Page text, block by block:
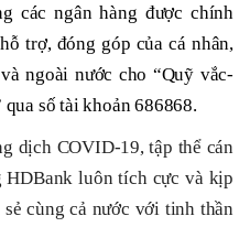
các ngân hàng được chính
trợ, đóng góp của cá nhân,
ngoài nước cho “Quỹ vắc-
số tài khoản 686868.
dịch COVID-19, tập thể cán
HDBank luôn tích cực và kịp
cùng cả nước với tinh thần